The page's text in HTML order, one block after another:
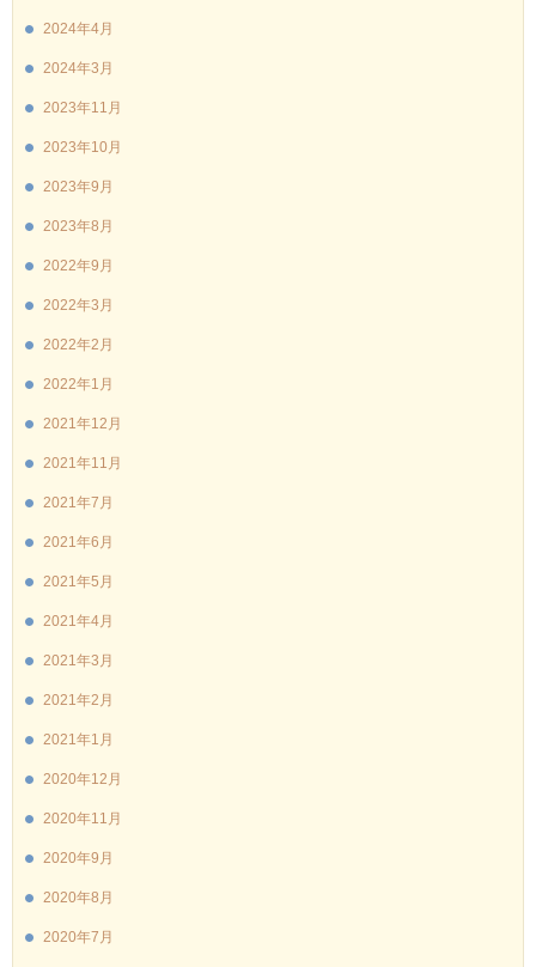
2024年4月
2024年3月
2023年11月
2023年10月
2023年9月
2023年8月
2022年9月
2022年3月
2022年2月
2022年1月
2021年12月
2021年11月
2021年7月
2021年6月
2021年5月
2021年4月
2021年3月
2021年2月
2021年1月
2020年12月
2020年11月
2020年9月
2020年8月
2020年7月